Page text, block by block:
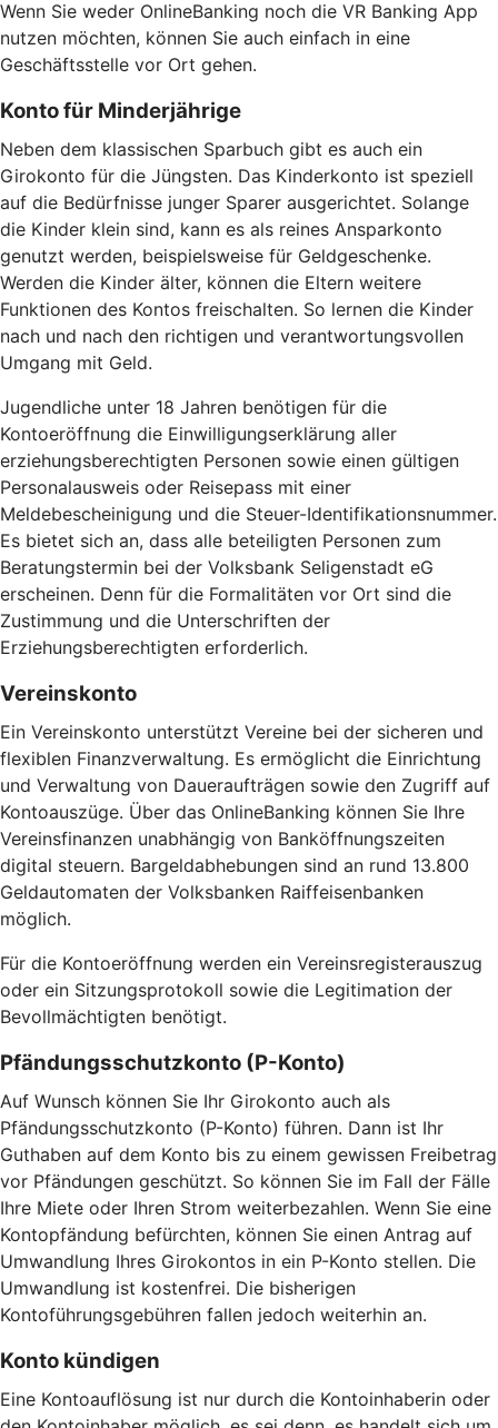
Wenn Sie weder OnlineBanking noch die VR Banking App
nutzen möchten, können Sie auch einfach in eine
Geschäftsstelle vor Ort gehen.
Konto für Minderjährige
Neben dem klassischen Sparbuch gibt es auch ein
Girokonto für die Jüngsten. Das Kinderkonto ist speziell
auf die Bedürfnisse junger Sparer ausgerichtet. Solange
die Kinder klein sind, kann es als reines Ansparkonto
genutzt werden, beispielsweise für Geldgeschenke.
Werden die Kinder älter, können die Eltern weitere
Funktionen des Kontos freischalten. So lernen die Kinder
nach und nach den richtigen und verantwortungsvollen
Umgang mit Geld.
Jugendliche unter 18 Jahren benötigen für die
Kontoeröffnung die Einwilligungserklärung aller
erziehungsberechtigten Personen sowie einen gültigen
Personalausweis oder Reisepass mit einer
Meldebescheinigung und die Steuer-Identifikationsnummer.
Es bietet sich an, dass alle beteiligten Personen zum
Beratungstermin bei der Volksbank Seligenstadt eG
erscheinen. Denn für die Formalitäten vor Ort sind die
Zustimmung und die Unterschriften der
Erziehungsberechtigten erforderlich.
Vereinskonto
Ein Vereinskonto unterstützt Vereine bei der sicheren und
flexiblen Finanzverwaltung. Es ermöglicht die Einrichtung
und Verwaltung von Daueraufträgen sowie den Zugriff auf
Kontoauszüge. Über das OnlineBanking können Sie Ihre
Vereinsfinanzen unabhängig von Banköffnungszeiten
digital steuern. Bargeldabhebungen sind an rund 13.800
Geldautomaten der Volksbanken Raiffeisenbanken
möglich.
Für die Kontoeröffnung werden ein Vereinsregisterauszug
oder ein Sitzungsprotokoll sowie die Legitimation der
Bevollmächtigten benötigt.
Pfändungsschutzkonto (P-Konto)
Auf Wunsch können Sie Ihr Girokonto auch als
Pfändungsschutzkonto (P-Konto) führen. Dann ist Ihr
Guthaben auf dem Konto bis zu einem gewissen Freibetrag
vor Pfändungen geschützt. So können Sie im Fall der Fälle
Ihre Miete oder Ihren Strom weiterbezahlen. Wenn Sie eine
Kontopfändung befürchten, können Sie einen Antrag auf
Umwandlung Ihres Girokontos in ein P-Konto stellen. Die
Umwandlung ist kostenfrei. Die bisherigen
Kontoführungsgebühren fallen jedoch weiterhin an.
Konto kündigen
Eine Kontoauflösung ist nur durch die Kontoinhaberin oder